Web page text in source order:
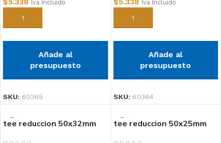
Iva Incluido
Añadir al carrito
Añade al
presupuesto
SKU: 60365
Iva Incluido
Añadir al carrito
Añade al
presupuesto
SKU: 60364
tee reduccion 50x32mm
tee reduccion 50x25mm